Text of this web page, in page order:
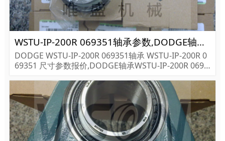
WSTU-IP-200R 069351轴承参数,DODGE轴承WSTU-IP-200R 069351重量
DODGE WSTU-IP-200R 069351轴承 WSTU-IP-200R 0
69351 尺寸参数报价,DODGE轴承WSTU-IP-200R 0693